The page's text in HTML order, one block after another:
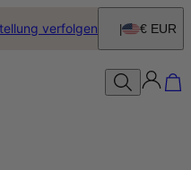
verfolgen € EUR